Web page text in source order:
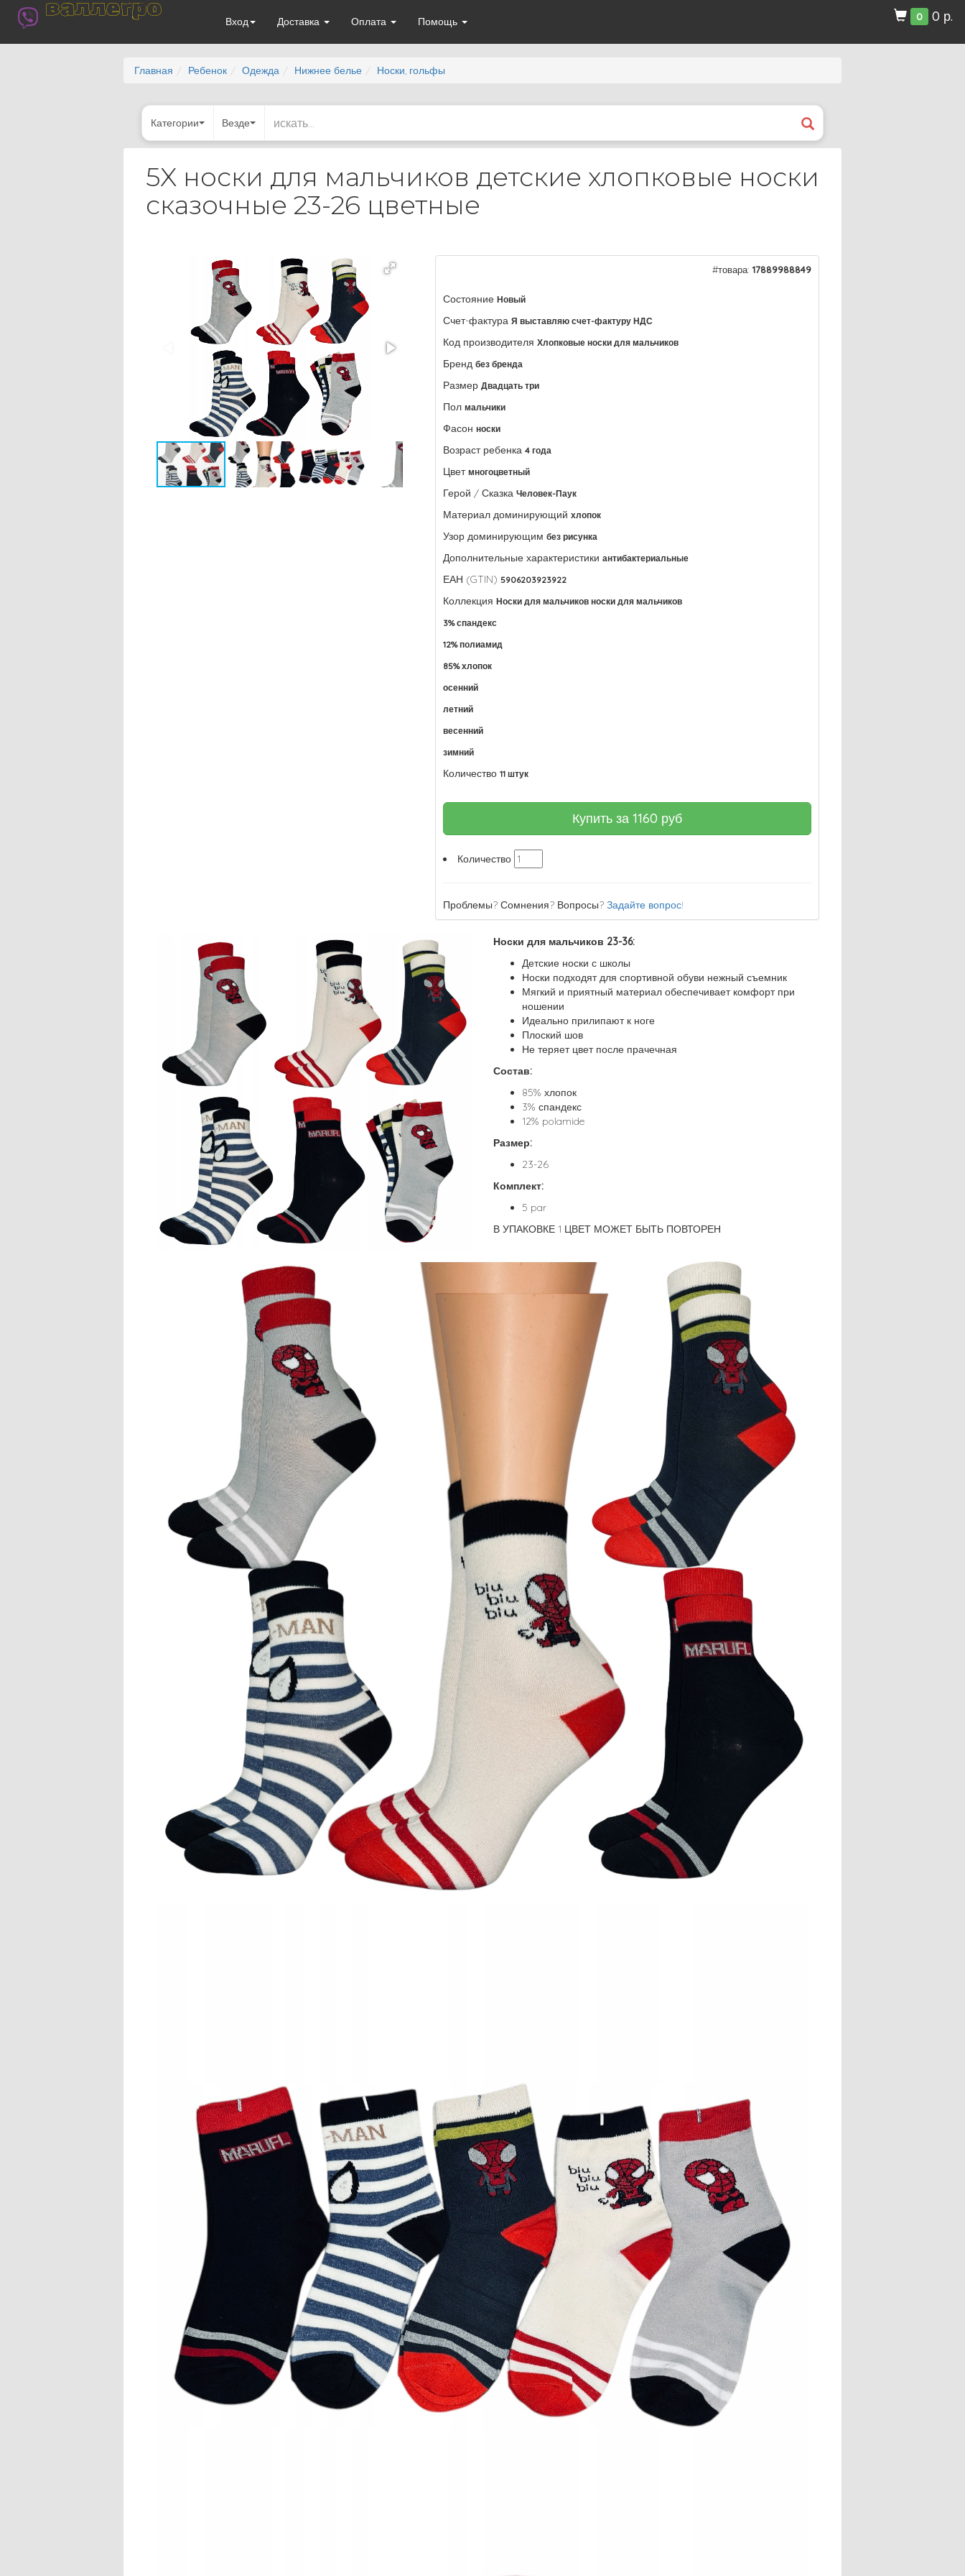
валлегро
Вход Доставка Оплата Помощь 0 0 р.
Главная Ребенок Одежда Нижнее белье Носки, гольфы
Категории Везде
5X носки для мальчиков детские хлопковые носки
сказочные 23-26 цветные
#товара: 17889988849
Состояние Новый
Счет-фактура Я выставляю счет-фактуру НДС
Код производителя Хлопковые носки для мальчиков
Бренд без бренда
Размер Двадцать три
Пол мальчики
Фасон носки
Возраст ребенка 4 года
Цвет многоцветный
Герой / Сказка Человек-Паук
Материал доминирующий хлопок
Узор доминирующим без рисунка
Дополнительные характеристики антибактериальные
ЕАН (GTIN) 5906203923922
Коллекция Носки для мальчиков носки для мальчиков
3% спандекс
12% полиамид
85% хлопок
осенний
летний
весенний
зимний
Количество 11 штук
Купить за1160 руб
Количество
Проблемы? Сомнения? Вопросы?Задайте вопрос!
Носки для мальчиков 23-36:
Детские носки с школы
Носки подходят для спортивной обуви нежный съемник
Мягкий и приятный материал обеспечивает комфорт при
ношении
Идеально прилипают к ноге
Плоский шов
Не теряет цвет после прачечная
Состав:
85% хлопок
3% спандекс
12% polamide
Размер:
23-26
Комплект:
5 par
В УПАКОВКЕ 1 ЦВЕТ МОЖЕТ БЫТЬ ПОВТОРЕН